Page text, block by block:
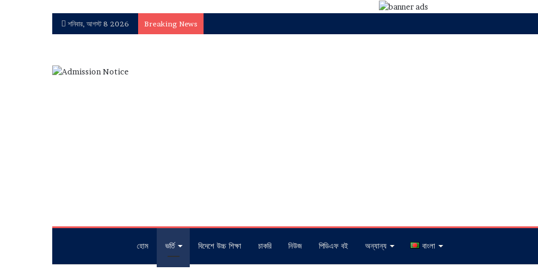
শনিবার, আগস্ট 8 2026 Breaking News
হোম ভর্তি বিদেশে উচ্চ শিক্ষা চাকরি নিউজ পিডিএফ বই অন্যান্য বাংলা